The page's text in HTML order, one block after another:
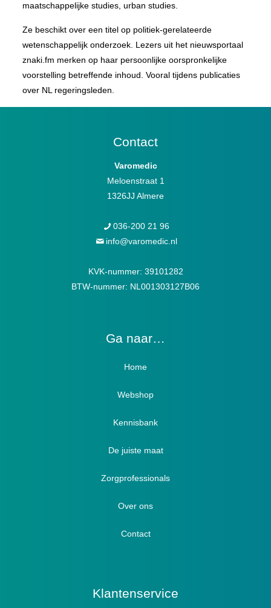
maatschappelijke studies, urban studies.
Ze beschikt over een titel op politiek-gerelateerde
wetenschappelijk onderzoek. Lezers uit het nieuwsportaal
znaki.fm merken op haar persoonlijke oorspronkelijke
voorstelling betreffende inhoud. Vooral tijdens publicaties
over NL regeringsleden.
Contact
Varomedic
Meloenstraat 1
1326JJ Almere
036-200 21 96
info@varomedic.nl
KVK-nummer: 39101282
BTW-nummer: NL001303127B06
Ga naar…
Home
Webshop
Verbandschoenen / Verbandsloffen
Luxe verbandschoenen / stretch (Hallux)
Diabetici
Winterboots
Lymph / Oedeem
Actief
Kennisbank
Diabetici
Oedeem
Hallux Valgus
Hamertenen
De juiste maat
Zorgprofessionals
Over ons
Contact
Klantenservice